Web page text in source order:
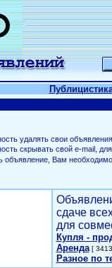
удалять свои
скрывать свой е-mail,
объявление, Вам необходимо
сдаче
для
Купля -
Аренда[
Разное по